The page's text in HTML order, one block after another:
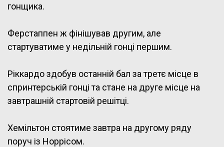
гонщика.
Ферстаппен ж фінішував другим, але
стартуватиме у недільній гонці першим.
Ріккардо здобув останній бал за третє місце в
спринтерській гонці та стане на друге місце на
завтрашній стартовій решітці.
Хемільтон стоятиме завтра на другому ряду
поруч із Норрісом.